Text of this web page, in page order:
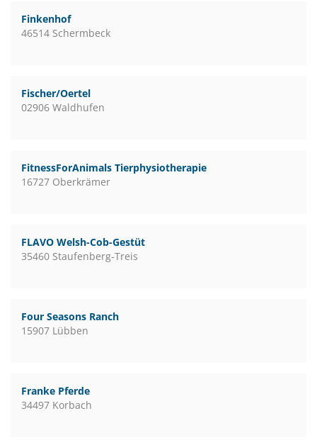
Finkenhof
46514 Schermbeck
Fischer/Oertel
02906 Waldhufen
FitnessForAnimals Tierphysiotherapie
16727 Oberkrämer
FLAVO Welsh-Cob-Gestüt
35460 Staufenberg-Treis
Four Seasons Ranch
15907 Lübben
Franke Pferde
34497 Korbach